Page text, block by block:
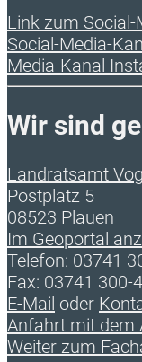
Link zum
Social-Media-
Media-Kanal
Wir sind
Landratsamt
Postplatz 5
08523 Plauen
Im Geoportal
Telefon: 03741
Fax: 03741 300-
E-Mail oder
Anfahrt mit dem
Weiter zum